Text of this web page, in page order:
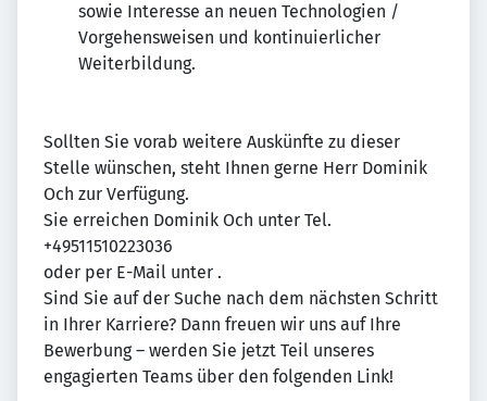
sowie Interesse an neuen Technologien /
Vorgehensweisen und kontinuierlicher
Weiterbildung.
Sollten Sie vorab weitere Auskünfte zu dieser
Stelle wünschen, steht Ihnen gerne Herr Dominik
Och zur Verfügung.
Sie erreichen Dominik Och unter Tel.
+49511510223036
oder per E-Mail unter .
Sind Sie auf der Suche nach dem nächsten Schritt
in Ihrer Karriere? Dann freuen wir uns auf Ihre
Bewerbung – werden Sie jetzt Teil unseres
engagierten Teams über den folgenden Link!